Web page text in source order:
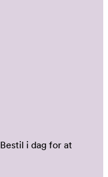
Bestil i dag for at